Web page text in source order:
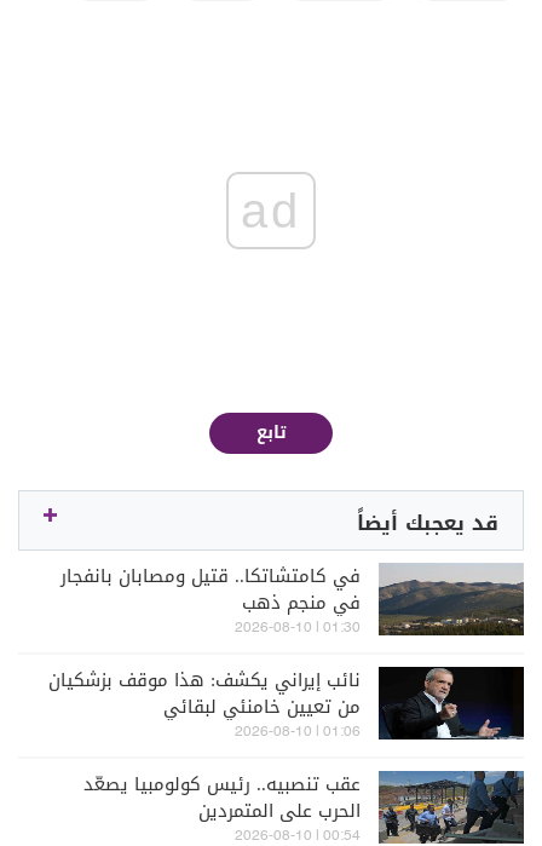
ad
تابع
قد يعجبك أيضاً
في كامتشاتكا.. قتيل ومصابان بانفجار
في منجم ذهب
01:30 | 2026-08-10
نائب إيراني يكشف: هذا موقف بزشكيان
من تعيين خامنئي لبقائي
01:06 | 2026-08-10
عقب تنصبيه.. رئيس كولومبيا يصعّد
الحرب على المتمردين
00:54 | 2026-08-10